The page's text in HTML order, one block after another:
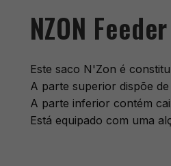
NZON
Este saco N'Zon é
A parte superior dispõe
A parte inferior contém
Está equipado com uma